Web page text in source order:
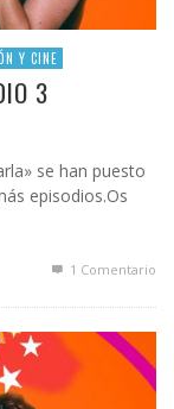
Y CINE
3
se han puesto
episodios.Os
1 Comentario